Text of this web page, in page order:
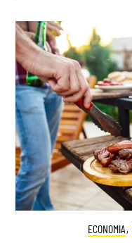
ECONOMIA,